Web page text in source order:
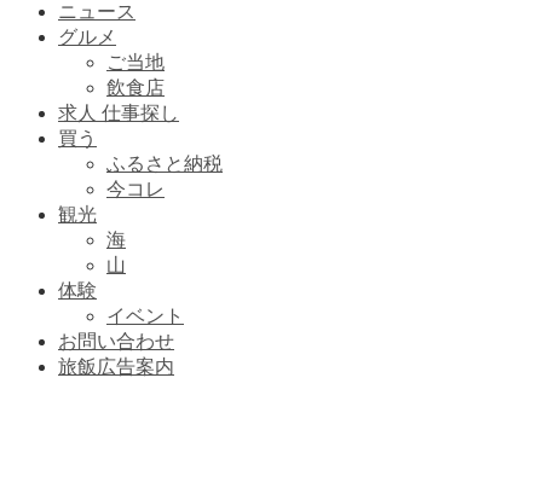
ニュース
グルメ
ご当地
飲食店
求人 仕事探し
買う
ふるさと納税
今コレ
観光
海
山
体験
イベント
お問い合わせ
旅飯広告案内